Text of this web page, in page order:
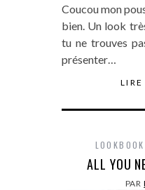
Coucou mon
bien. Un look
tu ne trouves
présenter…
LOOKBOOK
ALL YOU
PAR